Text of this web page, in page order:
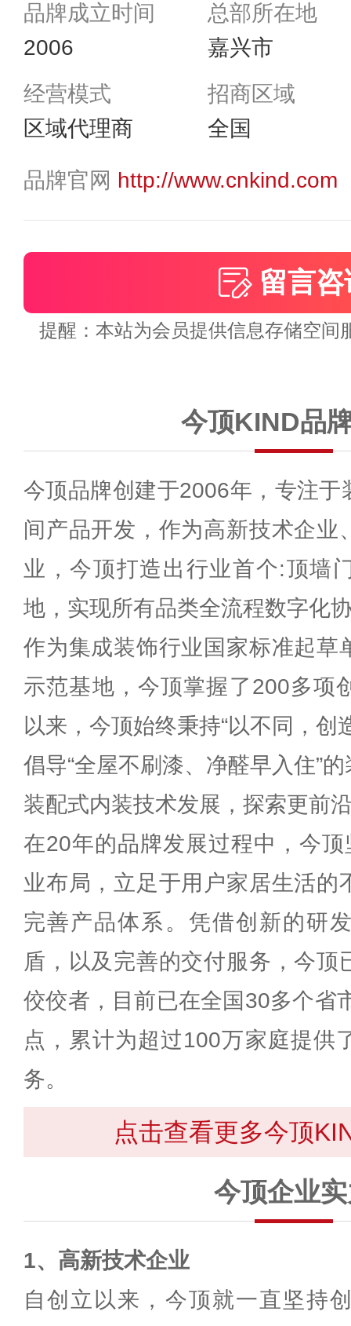
品牌成立时间
2006
总部所在地
嘉兴市
经营模式
区域代理商
招商区域
全国
品牌官网 http://www.cnkind.com
留言咨
提醒：本站为会员提供信息存储空间
今顶KIND品
今顶品牌创建于2006年，专注于
间产品开发，作为高新技术企业
业，今顶打造出行业首个:顶墙
地，实现所有品类全流程数字化
作为集成装饰行业国家标准起草
示范基地，今顶掌握了200多项
以来，今顶始终秉持“以不同，创
倡导“全屋不刷漆、净醛早入住”
装配式内装技术发展，探索更前
在20年的品牌发展过程中，今顶
业布局，立足于用户家居生活的
完善产品体系。凭借创新的研
盾，以及完善的交付服务，今顶
佼佼者，目前已在全国30多个省
点，累计为超过100万家庭提供
务。
点击查看更多今顶
今顶企业
1、高新技术企业
自创立以来，今顶就一直坚持